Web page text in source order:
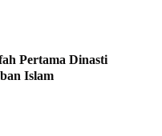
Pertama Dinasti
Islam